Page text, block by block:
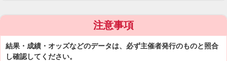
注意事項
結果・成績・オッズなどのデータは、必ず主催者発行のものと照合
し確認してください。